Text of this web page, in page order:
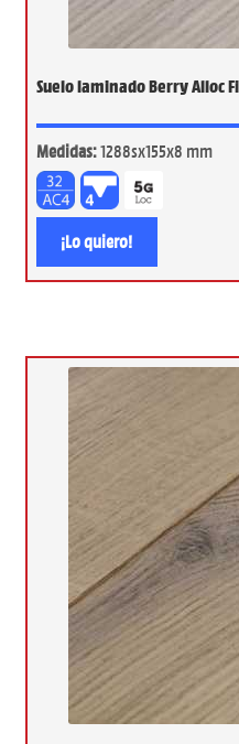
Suelo laminado Berry Alloc
Medidas:1288sx155x8 mm
¡Lo quiero!